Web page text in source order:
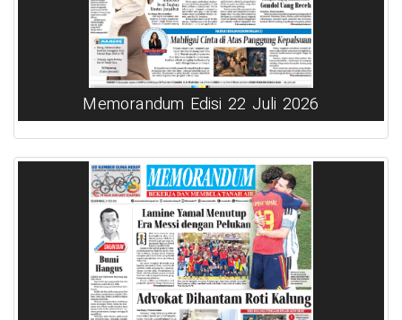
Memorandum Edisi 22 Juli 2026